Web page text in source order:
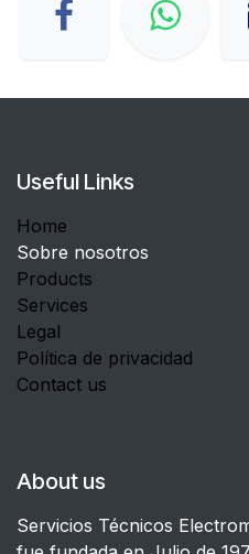
Useful Links
Home
Sobre nosotros
Products
Services
Legal
Política de privacidad
Contact us
About us
Servicios Técnicos